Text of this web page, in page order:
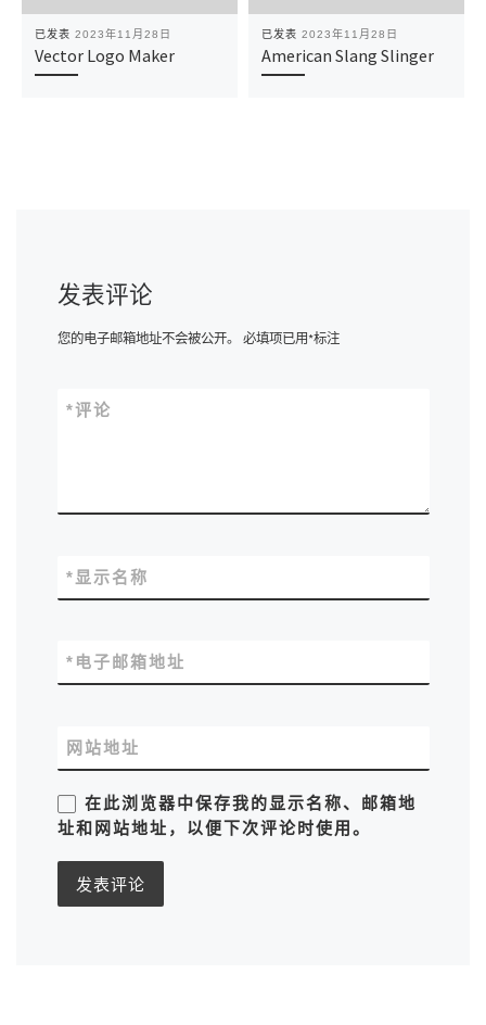
已发表 2023年11月28日
Vector Logo Maker
已发表 2023年11月28日
American Slang Slinger
发表评论
您的电子邮箱地址不会被公开。 必填项已用*标注
评论
*
显示名称
*
电子邮箱地址
*
网站地址
在此浏览器中保存我的显示名称、邮箱地
址和网站地址，以便下次评论时使用。